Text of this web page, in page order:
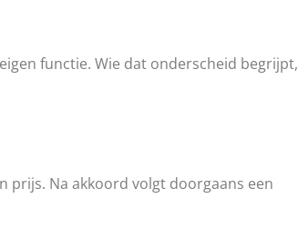
functie. Wie dat onderscheid begrijpt,
prijs. Na akkoord volgt doorgaans een